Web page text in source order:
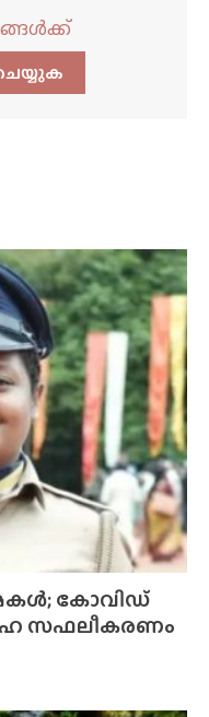
കോവിഡ്
സഫലീകരണം